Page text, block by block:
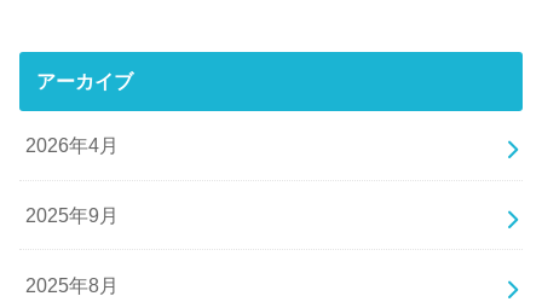
アーカイブ
2026年4月
2025年9月
2025年8月